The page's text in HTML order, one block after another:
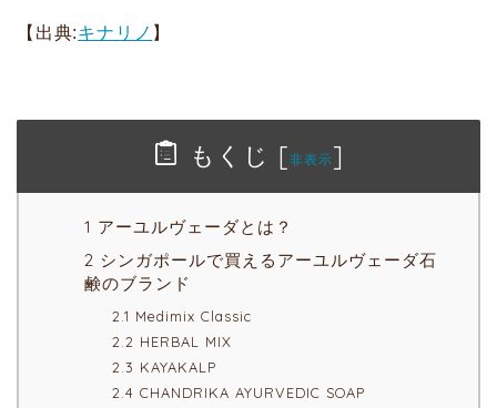
【出典:キナリノ 】
もくじ [非表示]
1 アーユルヴェーダとは？
2 シンガポールで買えるアーユルヴェーダ石
鹸のブランド
2.1 Medimix Classic
2.2 HERBAL MIX
2.3 KAYAKALP
2.4 CHANDRIKA AYURVEDIC SOAP